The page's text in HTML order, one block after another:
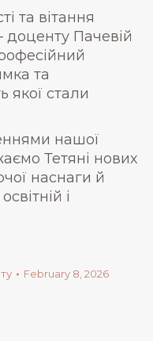
та вітання
доценту Пачевій
та
якої стали
нашої
Тетяні нових
наснаги й
і
February 8, 2026